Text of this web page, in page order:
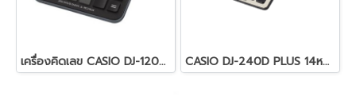
เครื่องคิดเลข CASIO DJ-120D PLUS CASIO DJ-240D PLUS 14หลัก